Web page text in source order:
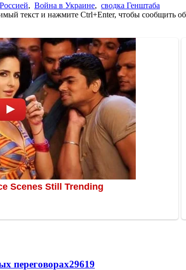
, Война в Украине, сводка Генштаба
текст и нажмите Ctrl+Enter, чтобы сообщить
переговорах29619